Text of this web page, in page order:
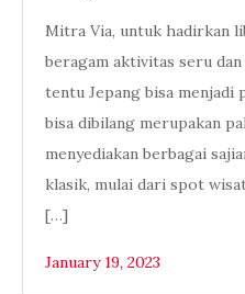
Mitra Via, untuk hadirkan
beragam aktivitas seru
tentu Jepang bisa menjadi
bisa dibilang merupakan
menyediakan berbagai
klasik, mulai dari spot
[…]
January 19, 2023